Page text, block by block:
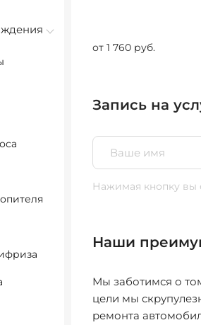
от 1 760 руб.
Запись на
Нажимая кнопку вы
Наши
Мы заботимся о
цели мы
ремонта